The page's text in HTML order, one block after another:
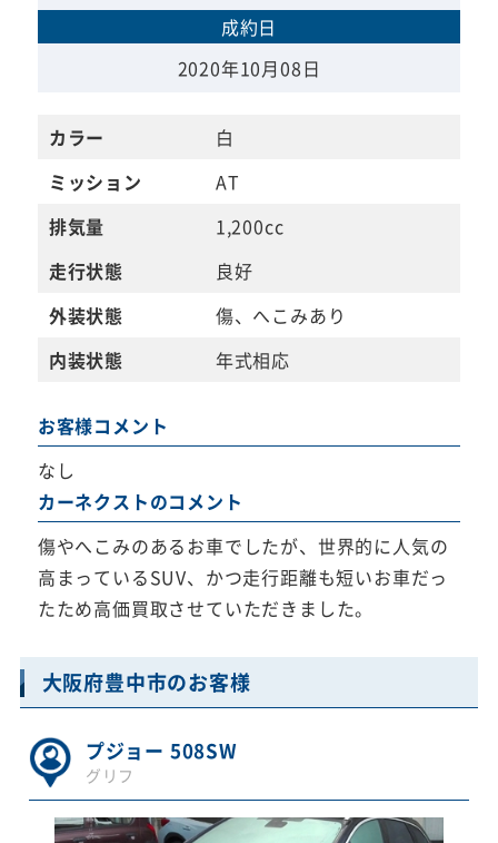
成約日
2020年10月08日
カラー
白
ミッション
AT
排気量
1,200cc
走行状態
良好
外装状態
傷、へこみあり
内装状態
年式相応
お客様コメント
なし
カーネクストのコメント
傷やへこみのあるお車でしたが、世界的に人気の
高まっているSUV、かつ走行距離も短いお車だっ
たため高価買取させていただきました。
大阪府豊中市のお客様
プジョー 508SW
グリフ